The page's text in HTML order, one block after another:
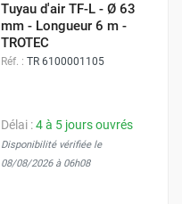
Tuyau d'air TF-L - Ø 63
mm - Longueur 6 m -
TROTEC
Réf. : TR 6100001105
Délai :4 à 5 jours ouvrés
Disponibilité vérifiée le
08/08/2026 à 06h08